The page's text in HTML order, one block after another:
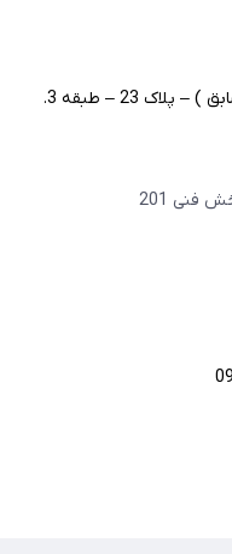
23 – طبقه 3.